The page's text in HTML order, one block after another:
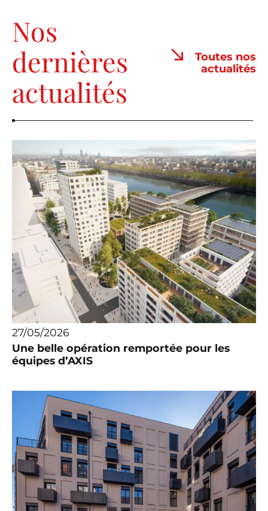
Nos
dernières
actualités
Toutes nos
actualités
27/05/2026
Une belle opération remportée pour les
équipes d’AXIS